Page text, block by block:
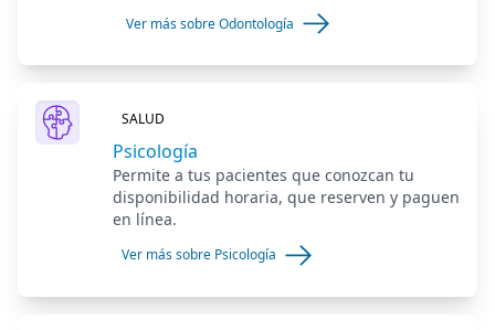
Ver más sobre Odontología
SALUD
Psicología
Permite a tus pacientes que conozcan tu
disponibilidad horaria, que reserven y paguen
en línea.
Ver más sobre Psicología